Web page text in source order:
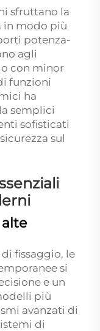
sfruttano la
in modo più
potenza-
agli
con minor
funzioni
ha
semplici
sofisticati
sul
fissaggio, le
si
e un
più
avanzati di
di